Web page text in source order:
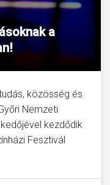
a
közösség és
Nemzeti
kezdődik
Fesztivál